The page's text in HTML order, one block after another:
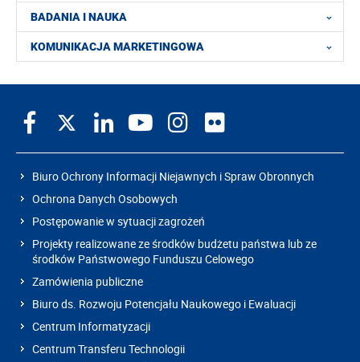
BADANIA I NAUKA
KOMUNIKACJA MARKETINGOWA
Biuro Ochrony Informacji Niejawnych i Spraw Obronnych
Ochrona Danych Osobowych
Postępowanie w sytuacji zagrożeń
Projekty realizowane ze środków budżetu państwa lub ze
środków Państwowego Funduszu Celowego
Zamówienia publiczne
Biuro ds. Rozwoju Potencjału Naukowego i Ewaluacji
Centrum Informatyzacji
Centrum Transferu Technologii